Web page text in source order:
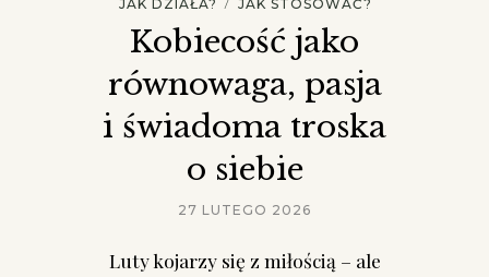
JAK DZIAŁA? JAK STOSOWAĆ?
Kobiecość jako
równowaga, pasja
i świadoma troska
o siebie
27 LUTEGO 2026
Luty kojarzy się z miłością – ale